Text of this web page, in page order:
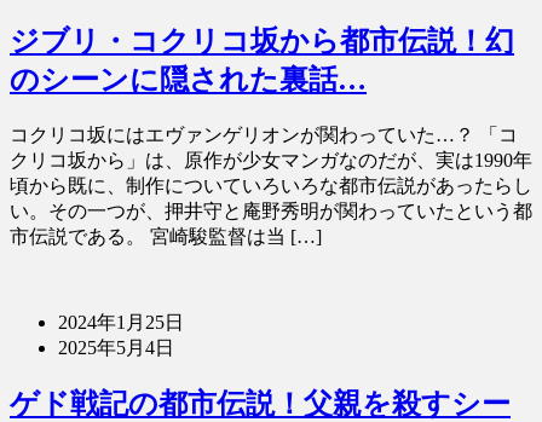
ジブリ・コクリコ坂から都市伝説！幻
のシーンに隠された裏話…
コクリコ坂にはエヴァンゲリオンが関わっていた…？ 「コ
クリコ坂から」は、原作が少女マンガなのだが、実は1990年
頃から既に、制作についていろいろな都市伝説があったらし
い。その一つが、押井守と庵野秀明が関わっていたという都
市伝説である。 宮崎駿監督は当 […]
2024年1月25日
2025年5月4日
ゲド戦記の都市伝説！父親を殺すシー